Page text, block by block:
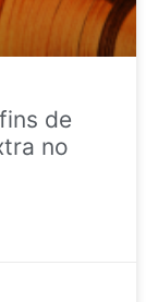
de
no